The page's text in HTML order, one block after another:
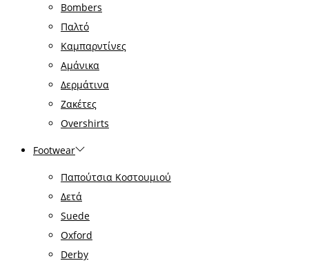
Bombers
Παλτό
Καμπαρντίνες
Αμάνικα
Δερμάτινα
Ζακέτες
Overshirts
Footwear
Παπούτσια Κοστουμιού
Δετά
Suede
Oxford
Derby